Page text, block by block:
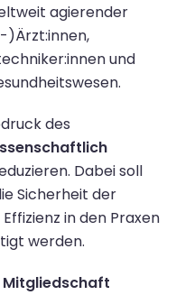
agierender
)Ärzt:innen,
und
des
Dabei soll
Sicherheit der
in den Praxen
werden.
Mitgliedschaft